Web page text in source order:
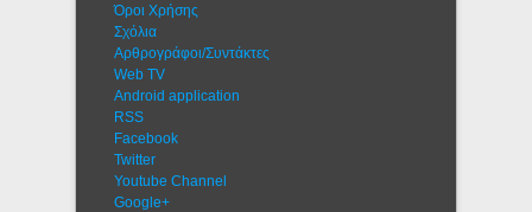
Όροι Χρήσης
Σχόλια
Αρθρογράφοι/Συντάκτες
Web TV
Android application
RSS
Facebook
Twitter
Youtube Channel
Google+